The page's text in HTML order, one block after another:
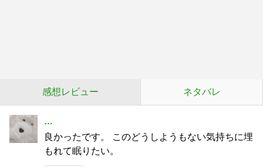
感想レビュー ネタバレ
…
良かったです。 このどうしようもない気持ちに埋
もれて眠りたい。